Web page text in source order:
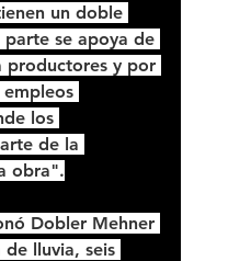
un doble
se apoya de
productores y por
los
de la
obra".
Dobler Mehner
lluvia, seis